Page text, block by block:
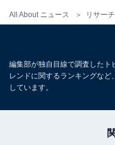
All About ニュース リサーチ
1
編集部が独自目線で調査したト
レンドに関するランキングな
しています。